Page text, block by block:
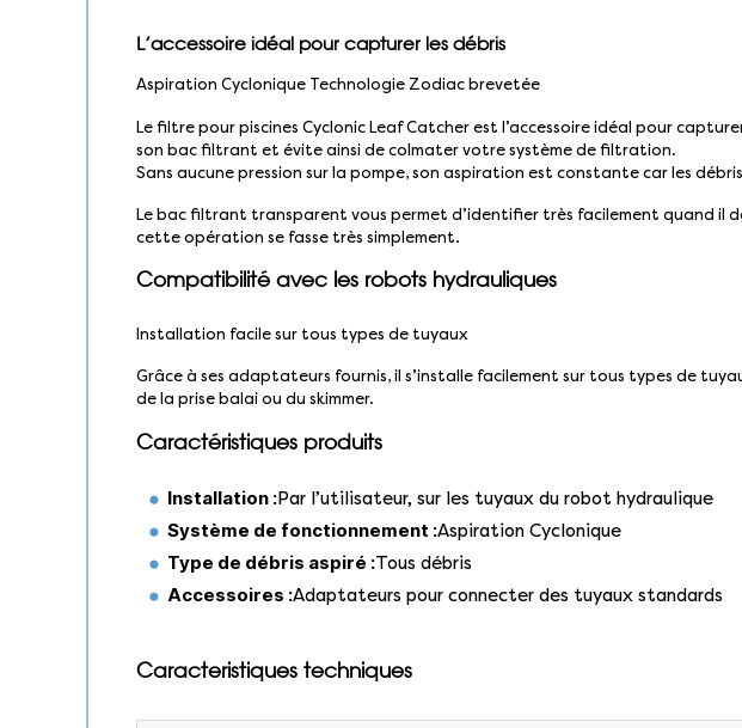
L’accessoire idéal pour capturer les débris
Aspiration Cyclonique Technologie Zodiac brevetée
Le filtre pour piscines Cyclonic Leaf Catcher est l’accessoire idéal pour
son bac filtrant et évite ainsi de colmater votre système de filtration.
Sans aucune pression sur la pompe, son aspiration est constante car les
Le bac filtrant transparent vous permet d’identifier très facilement quand il
cette opération se fasse très simplement.
Compatibilité avec les robots hydrauliques
Installation facile sur tous types de tuyaux
Grâce à ses adaptateurs fournis, il s’installe facilement sur tous types de
de la prise balai ou du skimmer.
Caractéristiques produits
Installation :Par l’utilisateur, sur les tuyaux du robot hydraulique
Système de fonctionnement :Aspiration Cyclonique
Type de débris aspiré :Tous débris
Accessoires :Adaptateurs pour connecter des tuyaux standards
Caracteristiques techniques